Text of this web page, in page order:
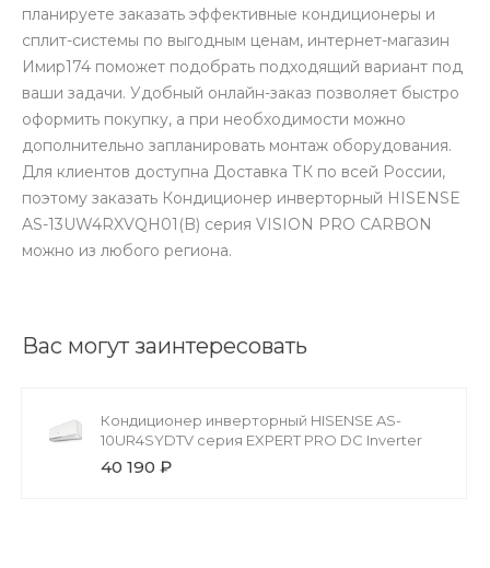
планируете заказать эффективные кондиционеры и
сплит-системы по выгодным ценам, интернет-магазин
Имир174 поможет подобрать подходящий вариант под
ваши задачи. Удобный онлайн-заказ позволяет быстро
оформить покупку, а при необходимости можно
дополнительно запланировать монтаж оборудования.
Для клиентов доступна Доставка ТК по всей России,
поэтому заказать Кондиционер инверторный HISENSE
AS-13UW4RXVQH01(B) серия VISION PRO CARBON
можно из любого региона.
Вас могут заинтересовать
Кондиционер инверторный HISENSE AS-
10UR4SYDTV серия EXPERT PRO DC Inverter
40 190 ₽